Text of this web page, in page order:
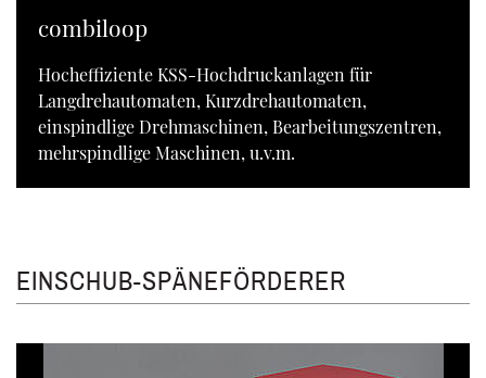
combiloop
Hocheffiziente KSS-Hochdruckanlagen für
Langdrehautomaten, Kurzdrehautomaten,
einspindlige Drehmaschinen, Bearbeitungszentren,
mehrspindlige Maschinen, u.v.m.
EINSCHUB-SPÄNEFÖRDERER